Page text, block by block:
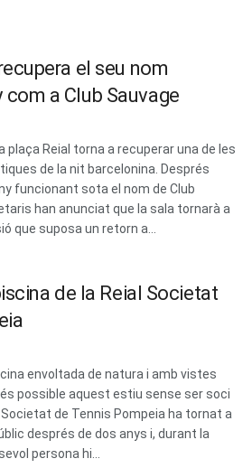
el seu nom
com a Club Sauvage
plaça Reial torna a recuperar una de les
de la nit barcelonina. Després
funcionant sota el nom de Club
han anunciat que la sala tornarà a
que suposa un retorn a...
de la Reial Societat
envoltada de natura i amb vistes
possible aquest estiu sense ser soci
de Tennis Pompeia ha tornat a
després de dos anys i, durant la
persona hi...